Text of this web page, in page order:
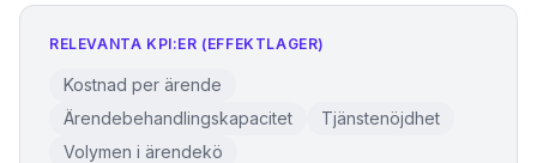
RELEVANTA KPI:ER (EFFEKTLAGER)
Kostnad per ärende
Ärendebehandlingskapacitet
Tjänstenöjdhet
Volymen i ärendekö